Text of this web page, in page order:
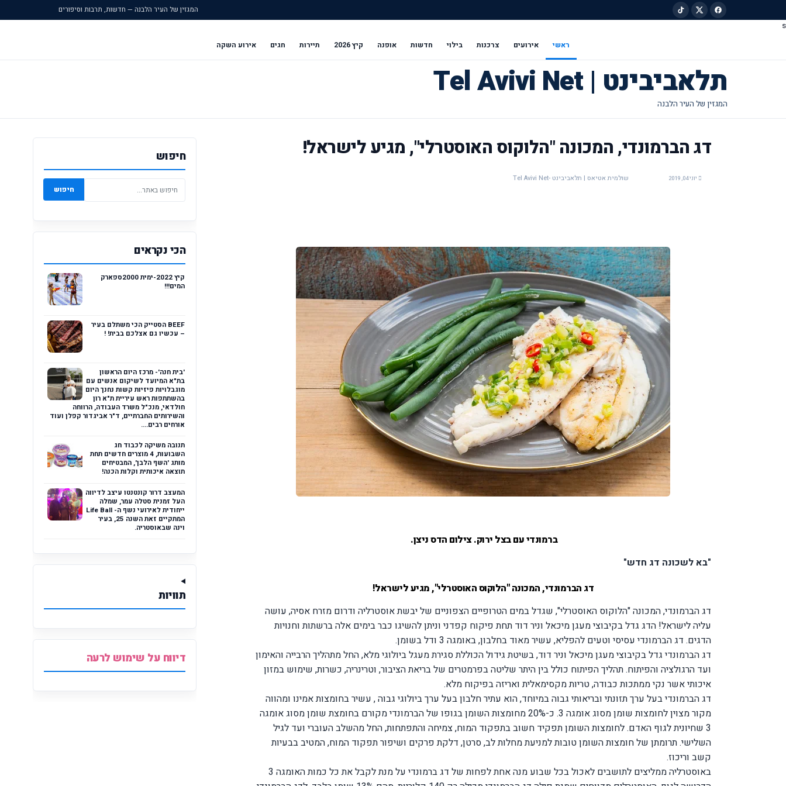
המגזין של העיר הלבנה — חדשות, תרבות וסיפורים
s
ראשי אירועים צרכנות בילוי חדשות אופנה קיץ 2026 תיירות חגים אירוע השקה
תלאביבינט | Tel Avivi Net
דג הברמונדי, המכונה "הלוקוס האוסטרלי", מגיע לישראל!
יוני 04, 2019 שולמית אטיאס | תלאביבינט -Tel Avivi Net
ברמונדי עם בצל ירוק. צילום הדס ניצן.
"בא לשכונה דג חדש"
דג הברמונדי, המכונה "הלוקוס האוסטרלי", מגיע לישראל!
דג הברמונדי, המכונה "הלוקוס האוסטרלי", שגדל במים הטרופיים הצפוניים של יבשת אוסטרליה ודרום מזרח אסיה, עושה
עליה לישראל! הדג גדל בקיבוצי מעגן מיכאל וניר דוד תחת פיקוח קפדני וניתן להשיגו כבר בימים אלה ברשתות וחנויות
הדגים. דג הברמונדי עסיסי וטעים להפליא, עשיר מאוד בחלבון, באומגה 3 ודל בשומן.
דג הברמונדי גדל בקיבוצי מעגן מיכאל וניר דוד, בשיטת גידול הכוללת סגירת מעגל ביולוגי מלא, החל מתהליך הרבייה והאימון
ועד הרגולציה והפיתוח. תהליך הפיתוח כולל בין היתר שליטה בפרמטרים של בריאת הציבור, וטרינריה, כשרות, שימוש במזון
איכותי אשר נקי ממתכות כבודה, טריות מקסימאלית ואריזה בפיקוח מלא.
דג הברמונדי בעל ערך תזונתי ובריאותי גבוה במיוחד, הוא עתיר חלבון בעל ערך ביולוגי גבוה , עשיר בחומצות אמינו ומהווה
מקור מצוין לחומצות שומן מסוג אומגה 3. כ-20% מחומצות השומן בגופו של הברמונדי מקורם בחומצת שומן מסוג אומגה
3 שחיונית לגוף האדם. לחומצות השומן תפקיד חשוב בתפקוד המוח, צמיחה והתפתחות, החל מהשלב העוברי ועד לגיל
השלישי. תרומתן של חומצות השומן טובות למניעת מחלות לב, סרטן, דלקת פרקים ושיפור תפקוד המוח, המטיב בבעיות
קשב וריכוז.
באוסטרליה ממליצים לתושבים לאכול בכל שבוע מנה אחת לפחות של דג ברמונדי על מנת לקבל את כל כמות האומגה 3
חיפוש
חיפוש
הכי נקראים
קיץ 2022-ימית 2000ספארק
המים!!!
BEEF הסטייק הכי משתלם בעיר
– עכשיו גם אצלכם בבית! !
'בית חנה'- מרכז היום הראשון
בת"א המיועד לשיקום אנשים עם
מוגבלויות פיזיות קשות נחנך היום
בהשתתפות ראש עיריית ת"א רון
חולדאי, מנכ"ל משרד העבודה, הרווחה
והשירותים החברתיים, ד"ר אביגדור קפלן ועוד
אורחים רבים....
תנובה משיקה לכבוד חג
השבועות, 4 מוצרים חדשים תחת
מותג 'השף הלבן', המבטיחים
תוצאה איכותית וקלות הכנה!
המעצב דרור קונטנטו עיצב לדיווה
העל זמנית סטלה עמר, שמלה
ייחודית לאירועי נשף ה- Life Ball
המתקיים זאת השנה 25, בעיר
וינה שבאוסטריה.
תוויות
דיווח על שימוש לרעה